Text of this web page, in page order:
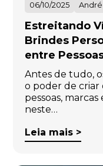
06/10/2025
Estreitando
Brindes
entre
Antes de tudo,
o poder de criar
pessoas,
neste…
Leia mais >